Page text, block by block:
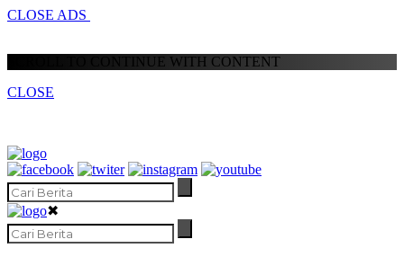
CLOSE ADS
SCROLL TO CONTINUE WITH CONTENT
CLOSE
✖